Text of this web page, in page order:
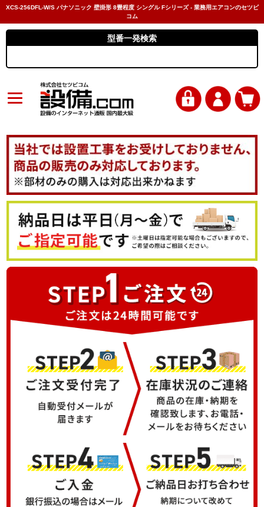
XCS-256DFL-W/S パナソニック 壁掛形 8畳程度 シングル Fシリーズ - 業務用エアコンのセツビ
コム
型番一発検索